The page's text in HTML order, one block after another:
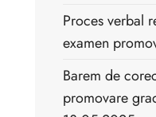
Proces verbal
examen
Barem de
promovare